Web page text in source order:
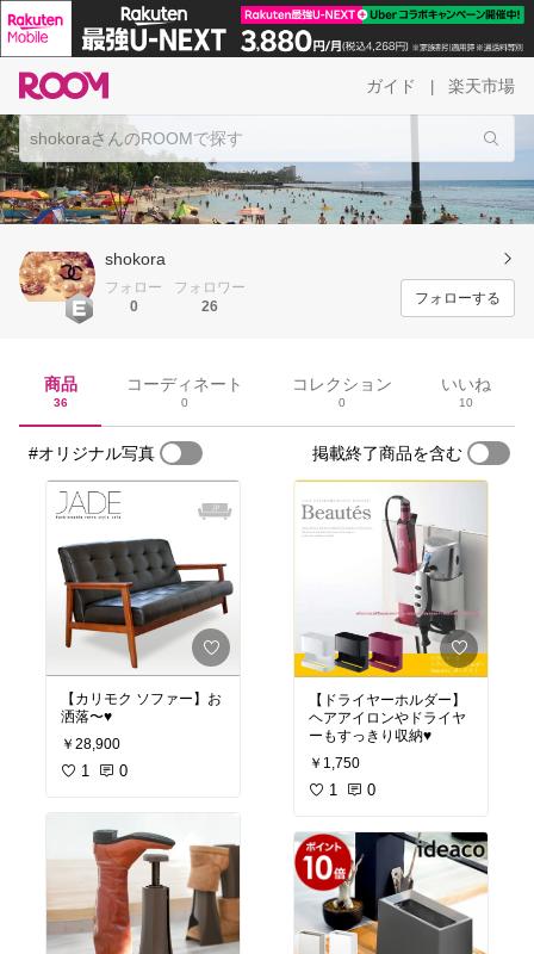
ガイド 楽天市場
shokora
フォロー
0
フォロワー
26
フォローする
商品
36
コーディネート
0
コレクション
0
いいね
10
#オリジナル写真 掲載終了商品を含む
【カリモク ソファー】お
洒落〜♥️
￥28,900
1 0
【ドライヤーホルダー】
ヘアアイロンやドライヤ
ーもすっきり収納♥️
￥1,750
1 0